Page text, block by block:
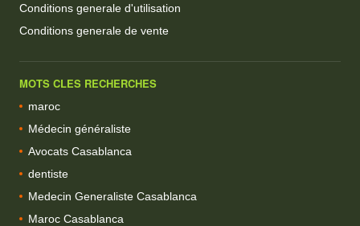
Conditions generale d'utilisation
Conditions generale de vente
MOTS CLES RECHERCHES
maroc
Médecin généraliste
Avocats Casablanca
dentiste
Medecin Generaliste Casablanca
Maroc Casablanca